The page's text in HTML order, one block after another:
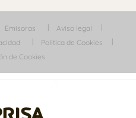
Emisoras
Aviso legal
Política de Cookies
de Cookies